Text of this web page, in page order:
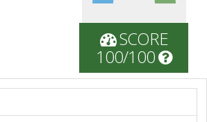
SCORE
100/100